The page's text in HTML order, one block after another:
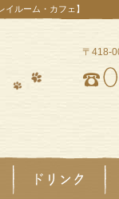
ルーム・カフェ】
〒418-